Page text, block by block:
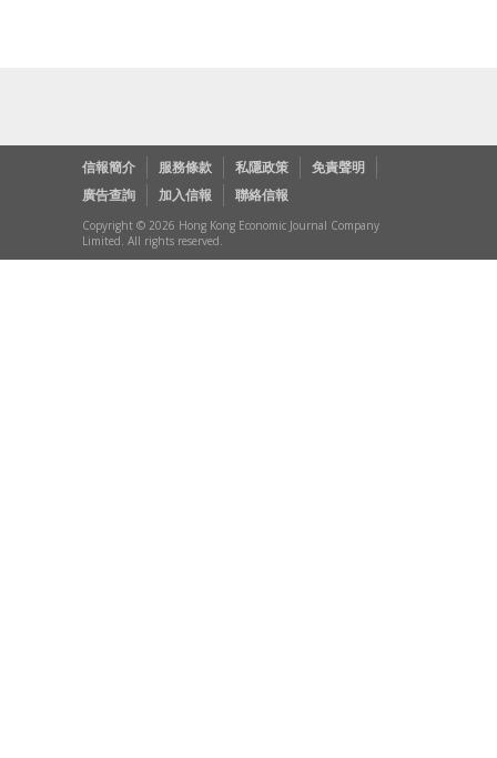
信報簡介 服務條款 私隱政策
免責聲明
廣告查詢
加入信報 聯絡信報
Copyright © 2026 Hong Kong Economic Journal Company
Limited. All rights reserved.